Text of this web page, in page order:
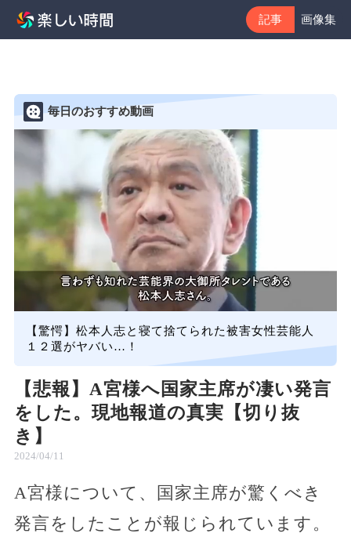
記事 画像集
毎日のおすすめ動画
【驚愕】松本人志と寝て捨てられた被害女性芸能人
１２選がヤバい…！
【悲報】A宮様へ国家主席が凄い発言
をした。現地報道の真実【切り抜
き】
2024/04/11
A宮様について、国家主席が驚くべき
発言をしたことが報じられています。